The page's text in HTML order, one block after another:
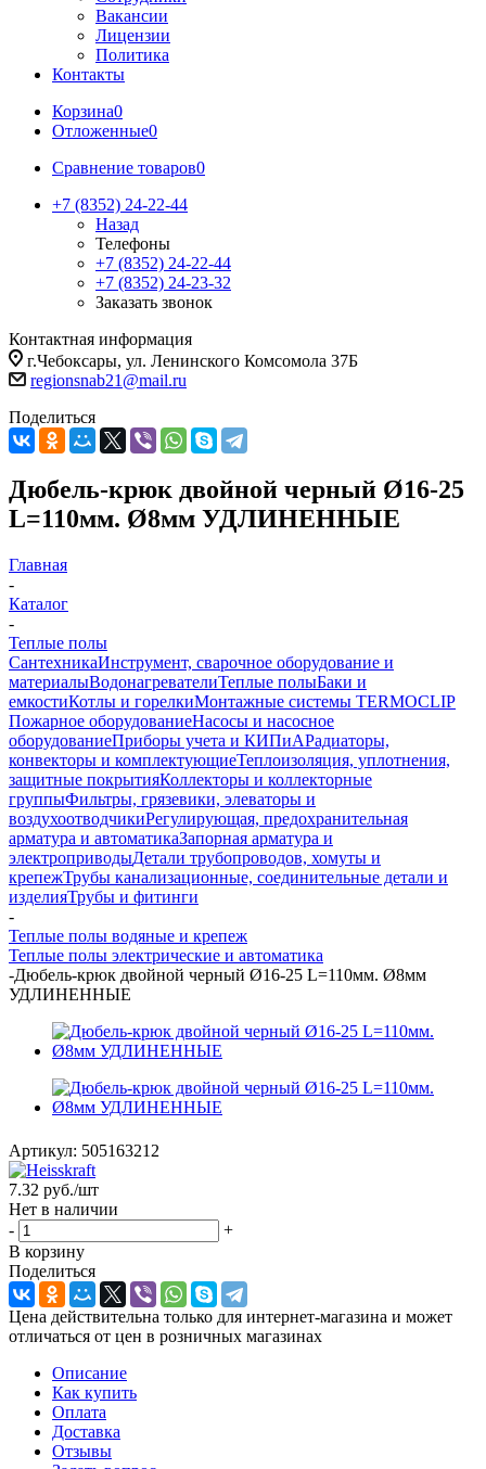
Вакансии
Лицензии
Политика
Контакты
Корзина0
Отложенные0
Сравнение товаров0
+7 (8352) 24-22-44
Назад
Телефоны
+7 (8352) 24-22-44
+7 (8352) 24-23-32
Заказать звонок
Контактная информация
г.Чебоксары, ул. Ленинского Комсомола 37Б
regionsnab21@mail.ru
Поделиться
Дюбель-крюк двойной черный Ø16-25
L=110мм. Ø8мм УДЛИНЕННЫЕ
Главная
-
Каталог
-
Теплые полы
СантехникаИнструмент, сварочное оборудование и
материалыВодонагревателиТеплые полыБаки и
емкостиКотлы и горелкиМонтажные системы TERMOCLIP
Пожарное оборудованиеНасосы и насосное
оборудованиеПриборы учета и КИПиАРадиаторы,
конвекторы и комплектующиеТеплоизоляция, уплотнения,
защитные покрытияКоллекторы и коллекторные
группыФильтры, грязевики, элеваторы и
воздухоотводчикиРегулирующая, предохранительная
арматура и автоматикаЗапорная арматура и
электроприводыДетали трубопроводов, хомуты и
крепежТрубы канализационные, соединительные детали и
изделияТрубы и фитинги
-
Теплые полы водяные и крепеж
Теплые полы электрические и автоматика
-Дюбель-крюк двойной черный Ø16-25 L=110мм. Ø8мм
УДЛИНЕННЫЕ
Артикул: 505163212
7.32 руб./шт
Нет в наличии
-
+
В корзину
Поделиться
Цена действительна только для интернет-магазина и может
отличаться от цен в розничных магазинах
Описание
Как купить
Оплата
Доставка
Отзывы